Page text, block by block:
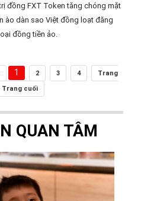
đồng FXT Token tăng chóng mặt
ào dàn sao Việt đồng loạt đăng
đồng tiền ảo.
1 2 3 4
Trang
Trang cuối
QUAN TÂM